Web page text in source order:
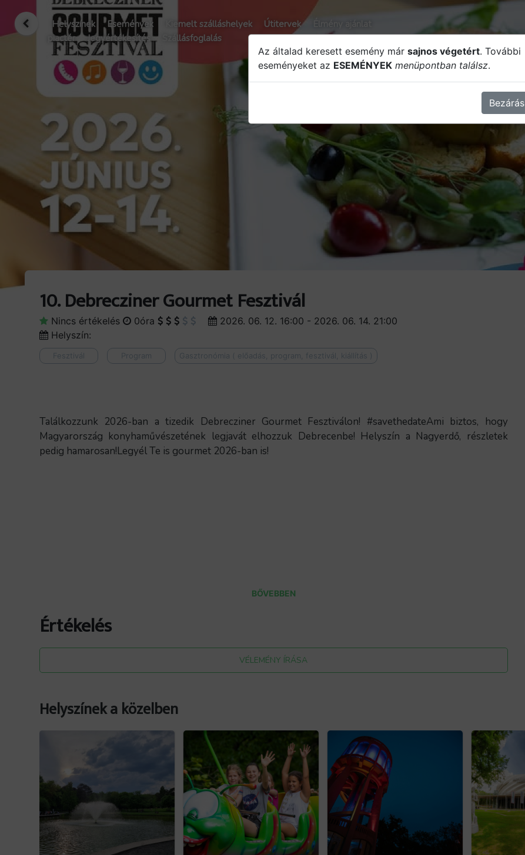
Helyszínek Események Kiemelt szálláshelyek Útitervek
piactér
Jegyértékesítés Szállásfoglalás
10. Debrecziner Gourmet Fesztivál
Nincs értékelés 0óra
2026. 06. 12. 16:00 - 2026. 06. 14. 21:00
Helyszín:
Fesztivál Program Gasztronómia ( előadás, program, fesztivál, kiállítás )
Találkozzunk 2026-ban a tizedik Debrecziner Gourmet Fesztiválon! #savethedateAmi biztos, hogy
Magyarország konyhaművészetének legjavát elhozzuk Debrecenbe! Helyszín a Nagyerdő, részletek
pedig hamarosan!Legyél Te is gourmet 2026-ban is!
Forrás: facebook.com/events/1239963361172929
BŐVEBBEN
Értékelés
VÉLEMÉNY ÍRÁSA
Helyszínek a közelben
Az általad keresett esemény már sajnos végetért. További
eseményeket az ESEMÉNYEK menüpontban találsz.
Bezárás